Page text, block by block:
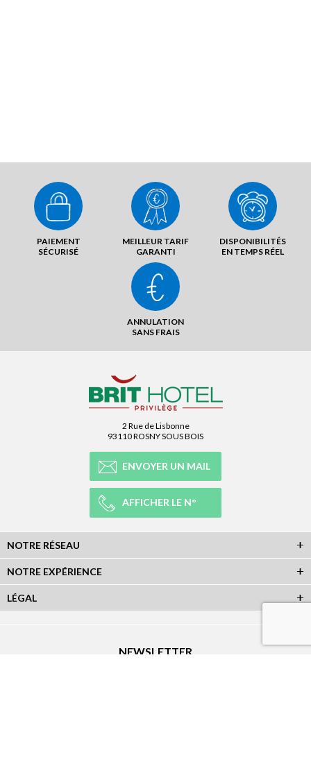
PAIEMENT
SÉCURISÉ
MEILLEUR TARIF
GARANTI
DISPONIBILITÉS
EN TEMPS RÉEL
ANNULATION
SANS FRAIS
2 Rue de Lisbonne
93110 ROSNY SOUS BOIS
ENVOYER UN MAIL
AFFICHER LE N°
NOTRE RÉSEAU
NOTRE EXPÉRIENCE
LÉGAL
NEWSLETTER